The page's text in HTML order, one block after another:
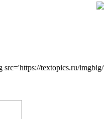
src='https://textopics.ru/